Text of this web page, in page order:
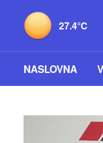
27.4°C
NASLOVNA